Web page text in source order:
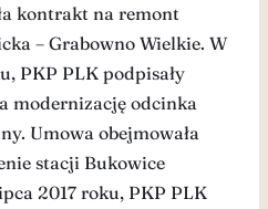
kontrakt na remont
– Grabowno Wielkie. W
PKP PLK podpisały
modernizację odcinka
Umowa obejmowała
stacji Bukowice
2017 roku, PKP PLK